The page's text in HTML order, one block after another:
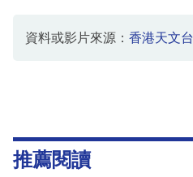
資料或影片來源： 香港天文台
推薦閱讀